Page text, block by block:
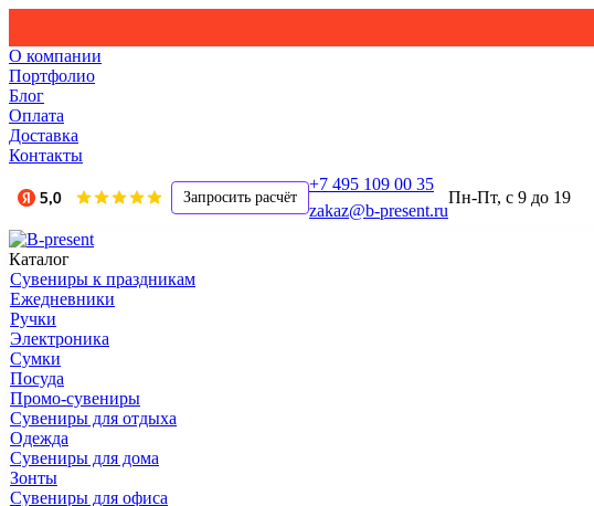
О компании
Портфолио
Блог
Оплата
Доставка
Контакты
Запросить расчёт
+7 495 109 00 35
zakaz@b-present.ru
Пн-Пт, с 9 до 19
Каталог
Сувениры к праздникам
Ежедневники
Ручки
Электроника
Сумки
Посуда
Промо-сувениры
Сувениры для отдыха
Одежда
Сувениры для дома
Зонты
Сувениры для офиса